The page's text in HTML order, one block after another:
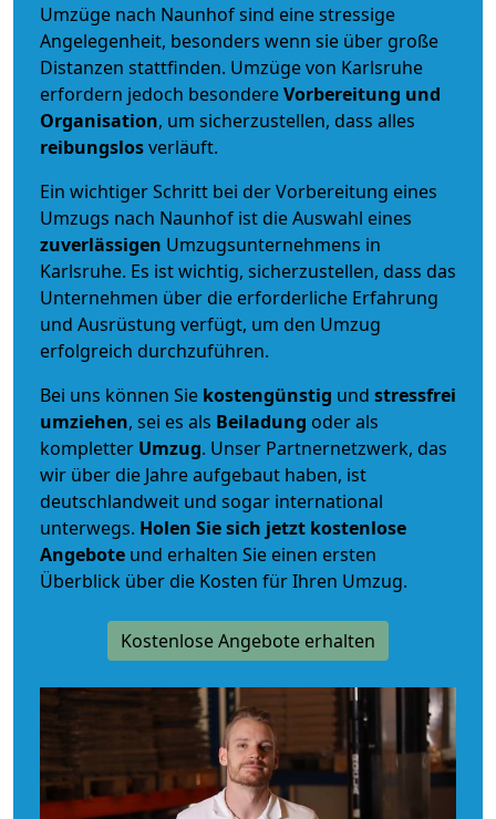
Umzüge nach Naunhof sind eine stressige
Angelegenheit, besonders wenn sie über große
Distanzen stattfinden. Umzüge von Karlsruhe
erfordern jedoch besondereVorbereitung und
Organisation, um sicherzustellen, dass alles
reibungslosverläuft.
Ein wichtiger Schritt bei der Vorbereitung eines
Umzugs nach Naunhof ist die Auswahl eines
zuverlässigen Umzugsunternehmens in
Karlsruhe. Es ist wichtig, sicherzustellen, dass das
Unternehmen über die erforderliche Erfahrung
und Ausrüstung verfügt, um den Umzug
erfolgreich durchzuführen.
Bei uns können Sie kostengünstig und stressfrei
umziehen, sei es als Beiladung oder als
kompletter Umzug. Unser Partnernetzwerk, das
wir über die Jahre aufgebaut haben, ist
deutschlandweit und sogar international
unterwegs. Holen Sie sich jetzt kostenlose
Angebote und erhalten Sie einen ersten
Überblick über die Kosten für Ihren Umzug.
Kostenlose Angebote erhalten